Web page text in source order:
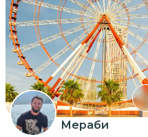
Мераби